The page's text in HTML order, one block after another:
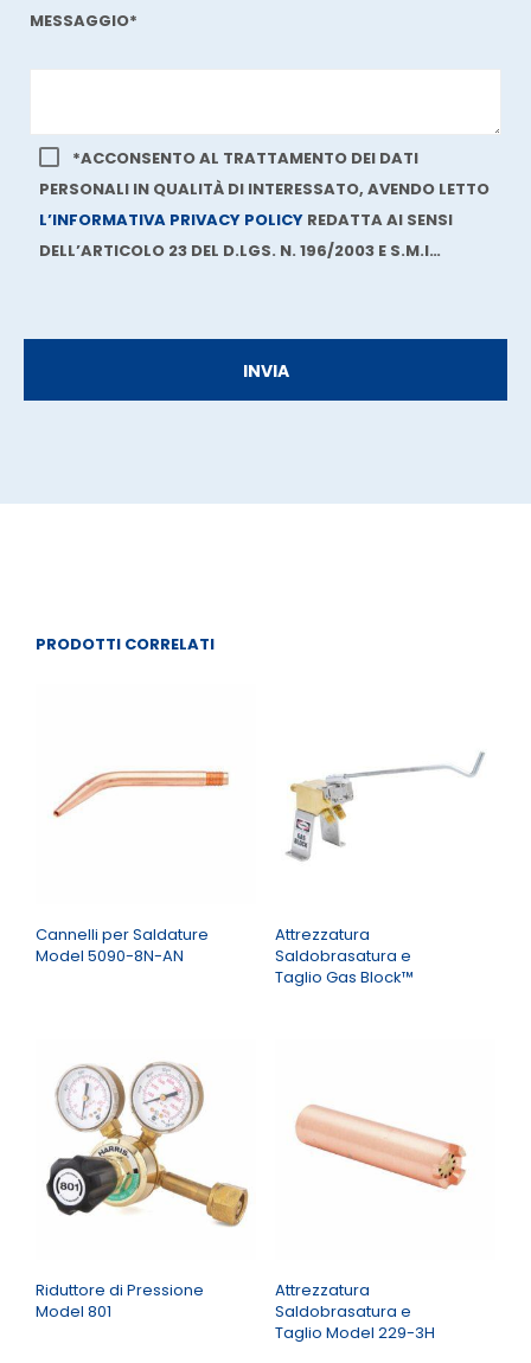
MESSAGGIO*
*ACCONSENTO AL TRATTAMENTO DEI DATI
PERSONALI IN QUALITÀ DI INTERESSATO, AVENDO LETTO
L’INFORMATIVA PRIVACY POLICY REDATTA AI SENSI
DELL’ARTICOLO 23 DEL D.LGS. N. 196/2003 E S.M.I…
PRODOTTI CORRELATI
Cannelli per Saldature
Model 5090-8N-AN
Attrezzatura
Saldobrasatura e
Taglio Gas Block™
Riduttore di Pressione
Model 801
Attrezzatura
Saldobrasatura e
Taglio Model 229-3H